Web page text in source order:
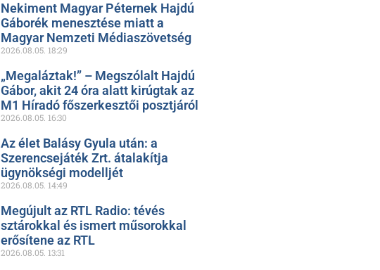
Nekiment Magyar Péternek Hajdú
Gáborék menesztése miatt a
Magyar Nemzeti Médiaszövetség
2026.08.05. 18:29
„Megaláztak!” – Megszólalt Hajdú
Gábor, akit 24 óra alatt kirúgtak az
M1 Híradó főszerkesztői posztjáról
2026.08.05. 16:30
Az élet Balásy Gyula után: a
Szerencsejáték Zrt. átalakítja
ügynökségi modelljét
2026.08.05. 14:49
Megújult az RTL Radio: tévés
sztárokkal és ismert műsorokkal
erősítene az RTL
2026.08.05. 13:31